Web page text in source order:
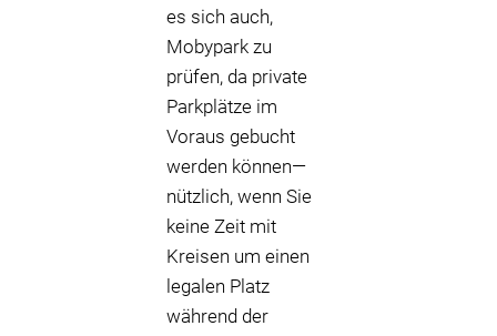
es sich auch,
Mobypark zu
prüfen, da private
Parkplätze im
Voraus gebucht
werden können—
nützlich, wenn Sie
keine Zeit mit
Kreisen um einen
legalen Platz
während der